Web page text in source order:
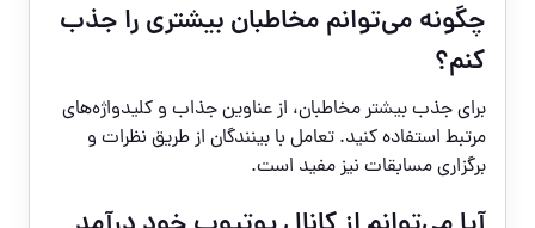
چگونه می‌توانم مخاطبان بیشتری را جذب
کنم؟
برای جذب بیشتر مخاطبان، از عناوین جذاب و کلیدواژه‌های
مرتبط استفاده کنید. تعامل با بینندگان از طریق نظرات و
برگزاری مسابقات نیز مفید است.